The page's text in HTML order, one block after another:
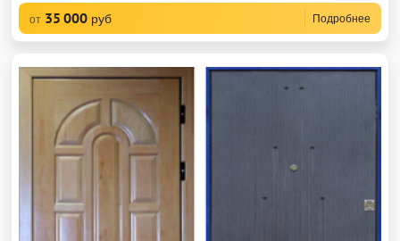
от 35 000 руб Подробнее